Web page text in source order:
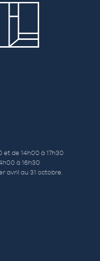
et de 14h00 à 17h30
à 16h30
avril au 31 octobre.